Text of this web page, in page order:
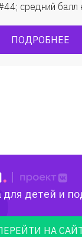
средний балл
с 10
— 4&#44;6.
ПОДРОБНЕЕ
детей и
НА